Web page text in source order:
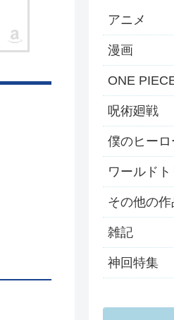
アニメ
漫画
ONE
呪術廻戦
僕のヒー
ワールド
その他の作
雑記
神回特集